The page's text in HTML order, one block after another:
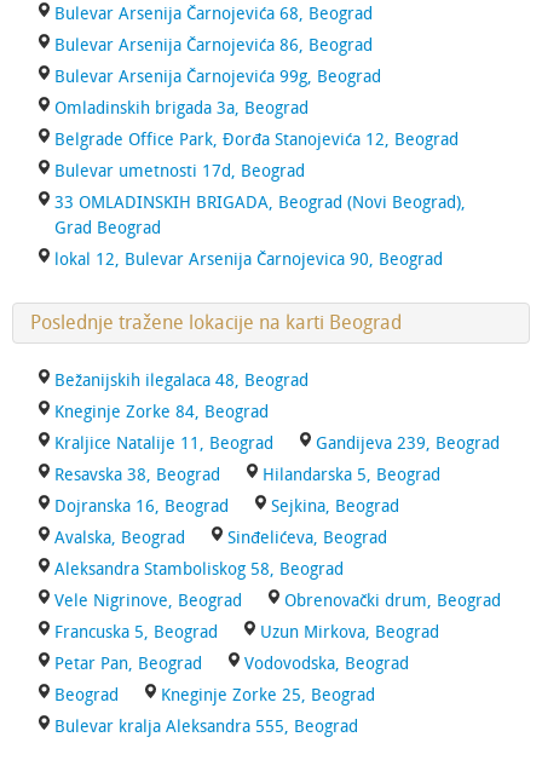
Bulevar Arsenija Čarnojevića 68, Beograd
Bulevar Arsenija Čarnojevića 86, Beograd
Bulevar Arsenija Čarnojevića 99g, Beograd
Omladinskih brigada 3a, Beograd
Belgrade Office Park, Đorđa Stanojevića 12, Beograd
Bulevar umetnosti 17d, Beograd
33 OMLADINSKIH BRIGADA, Beograd (Novi Beograd),
Grad Beograd
lokal 12, Bulevar Arsenija Čarnojevica 90, Beograd
Poslednje tražene lokacije na karti Beograd
Bežanijskih ilegalaca 48, Beograd
Kneginje Zorke 84, Beograd
Kraljice Natalije 11, Beograd
Gandijeva 239, Beograd
Resavska 38, Beograd
Hilandarska 5, Beograd
Dojranska 16, Beograd
Sejkina, Beograd
Avalska, Beograd
Sinđelićeva, Beograd
Aleksandra Stamboliskog 58, Beograd
Vele Nigrinove, Beograd
Obrenovački drum, Beograd
Francuska 5, Beograd
Uzun Mirkova, Beograd
Petar Pan, Beograd
Vodovodska, Beograd
Beograd
Kneginje Zorke 25, Beograd
Bulevar kralja Aleksandra 555, Beograd